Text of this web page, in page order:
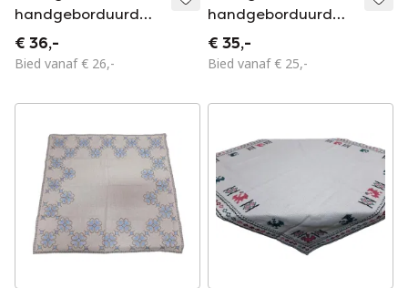
handgeborduurd
tafelkleed 72 x 68
cm
€ 36,-
Bied vanaf € 26,-
handgeborduurd
tafelkleed 74 x 70
cm
€ 35,-
Bied vanaf € 25,-